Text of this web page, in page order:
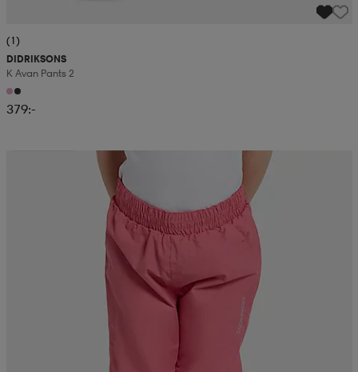
(1)
DIDRIKSONS
K Avan Pants 2
379:-